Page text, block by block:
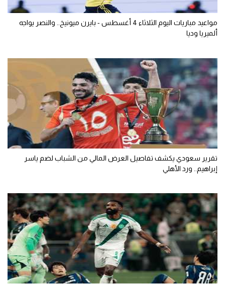
مواعيد مباريات اليوم الثلاثاء 4 أغسطس - بايرن ميونيخ.. والنصر يواجه
ألميريا وديا
تقرير سعودي يكشف تفاصيل العرض المالي من الشباب لضم ياسر
إبراهيم.. ورد الأهلي